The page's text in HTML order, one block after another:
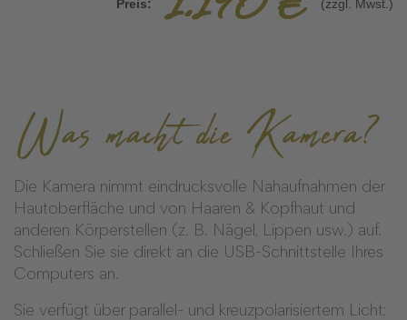
Preis: (zzgl. Mwst.)
Was macht die Kamera?
Die Kamera nimmt eindrucksvolle Nahaufnahmen der
Hautoberfläche und von Haaren & Kopfhaut und
anderen Körperstellen (z. B. Nägel, Lippen usw.) auf.
Schließen Sie sie direkt an die USB-Schnittstelle Ihres
Computers an.
Sie verfügt über parallel- und kreuzpolarisiertem Licht: